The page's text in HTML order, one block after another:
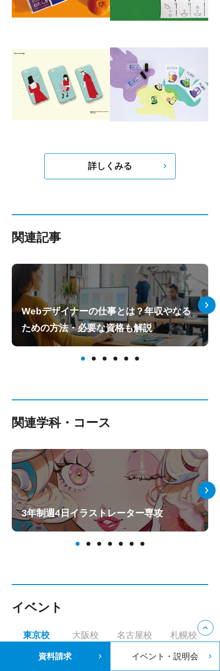
Design Award を受賞。また手描きで子ども部屋
の壁紙を描いており、クライアントの中には有名
に水族館のイメージを描き、話題となる。
詳しくみる
関連記事
Webデザイナーの仕事とは？年収やなる
ための方法・必要な資格も解説
関連学科・コース
3年制週4日イラストレーター専攻
イベント
東京校 大阪校 名古屋校 札幌校
資料請求 イベント・説明会